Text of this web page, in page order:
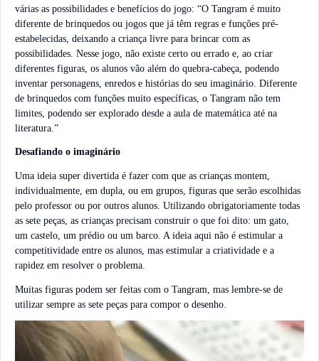
várias as possibilidades e benefícios do jogo: “O Tangram é muito
diferente de brinquedos ou jogos que já têm regras e funções pré-
estabelecidas, deixando a criança livre para brincar com as
possibilidades. Nesse jogo, não existe certo ou errado e, ao criar
diferentes figuras, os alunos vão além do quebra-cabeça, podendo
inventar personagens, enredos e histórias do seu imaginário. Diferente
de brinquedos com funções muito específicas, o Tangram não tem
limites, podendo ser explorado desde a aula de matemática até na
literatura.”
Desafiando o imaginário
Uma ideia super divertida é fazer com que as crianças montem,
individualmente, em dupla, ou em grupos, figuras que serão escolhidas
pelo professor ou por outros alunos. Utilizando obrigatoriamente todas
as sete peças, as crianças precisam construir o que foi dito: um gato,
um castelo, um prédio ou um barco. A ideia aqui não é estimular a
competitividade entre os alunos, mas estimular a criatividade e a
rapidez em resolver o problema.
Muitas figuras podem ser feitas com o Tangram, mas lembre-se de
utilizar sempre as sete peças para compor o desenho.